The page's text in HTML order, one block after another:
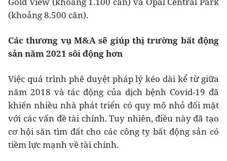
(khoảng 8.500 căn).
Các thương vụ M&A sẽ giúp thị trường bất động
sản năm 2021 sôi động hơn
Việc quá trình phê duyệt pháp lý kéo dài kể từ giữa
năm 2018 và tác động của dịch bệnh Covid-19 đã
khiến nhiều nhà phát triển có quy mô nhỏ đối mặt
với các vấn đề tài chính. Tuy nhiên, điều này đã tạo
cơ hội săn tìm đất cho các công ty bất động sản có
tiềm lực mạnh về tài chính.